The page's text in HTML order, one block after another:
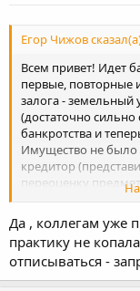
Егор Чижов
Всем привет! Идет
первые, повторные
залога -
(достаточно
банкротства и
Имущество не было
кредитор
переоценку
снижением
них прилетает
страхования на это
банкротстве это не
привлеченный
бесплатно. Кто-
Да , коллегам уже
практику не
отписываться -